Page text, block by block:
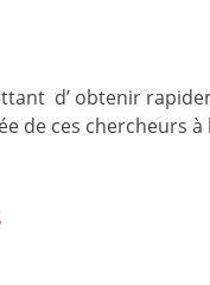
d’ obtenir
de ces chercheurs à